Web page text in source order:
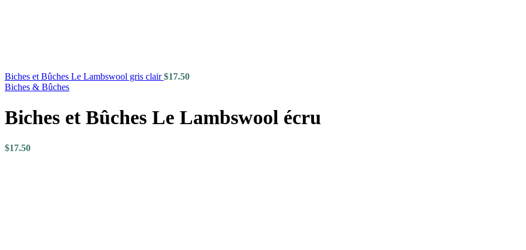
Biches et Bûches Le Lambswool gris clair$17.50
Biches & Bûches
Biches et Bûches Le Lambswool écru
$17.50